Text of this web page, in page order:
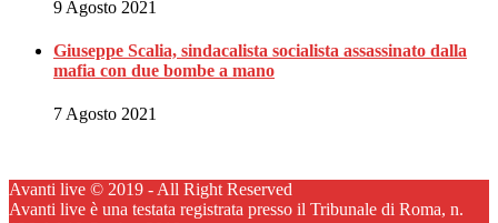
9 Agosto 2021
Giuseppe Scalia, sindacalista socialista assassinato dalla
mafia con due bombe a mano
7 Agosto 2021
Avanti live © 2019 - All Right Reserved
Avanti live è una testata registrata presso il Tribunale di Roma, n.